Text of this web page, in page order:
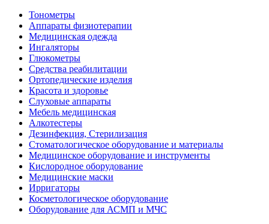
Тонометры
Аппараты физиотерапии
Медицинская одежда
Ингаляторы
Глюкометры
Средства реабилитации
Ортопедические изделия
Красота и здоровье
Слуховые аппараты
Мебель медицинская
Алкотестеры
Дезинфекция, Стерилизация
Стоматологическое оборудование и материалы
Медицинское оборудование и инструменты
Кислородное оборудование
Медицинские маски
Ирригаторы
Косметологическое оборудование
Оборудование для АСМП и МЧС